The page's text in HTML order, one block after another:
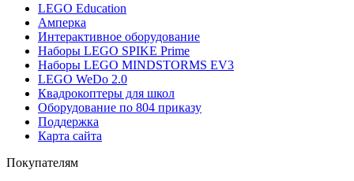
LEGO Education
Амперка
Интерактивное оборудование
Наборы LEGO SPIKE Prime
Наборы LEGO MINDSTORMS EV3
LEGO WeDo 2.0
Квадрокоптеры для школ
Оборудование по 804 приказу
Поддержка
Карта сайта
Покупателям